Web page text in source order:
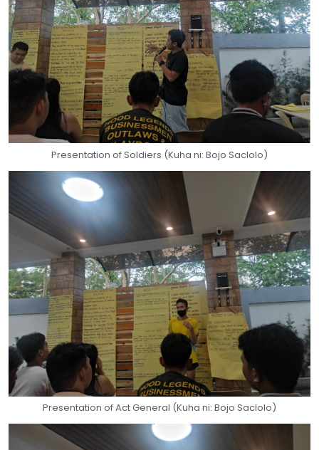
Presentation of Soldiers (Kuha ni: Bojo Saclolo)
Presentation of Act General (Kuha ni: Bojo Saclolo)